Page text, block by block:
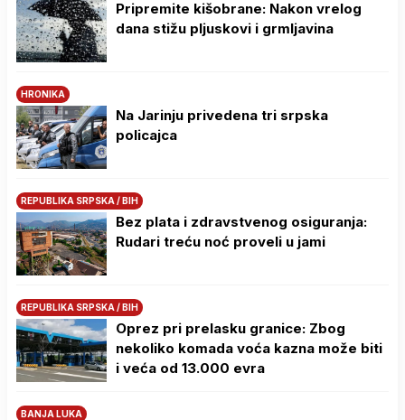
Pripremite kišobrane: Nakon vrelog
dana stižu pljuskovi i grmljavina
HRONIKA
Na Јarinju privedena tri srpska
policajca
REPUBLIKA SRPSKA / BIH
Bez plata i zdravstvenog osiguranja:
Rudari treću noć proveli u jami
REPUBLIKA SRPSKA / BIH
Oprez pri prelasku granice: Zbog
nekoliko komada voća kazna može biti
i veća od 13.000 evra
BANJA LUKA